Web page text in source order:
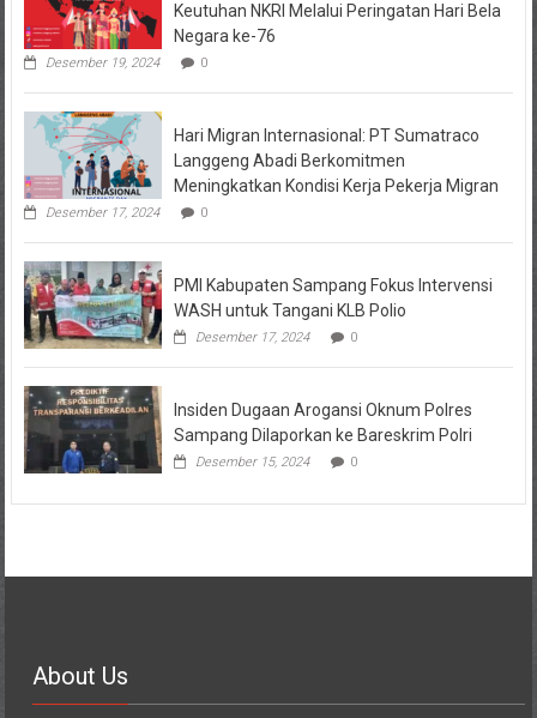
Keutuhan NKRI Melalui Peringatan Hari Bela
Negara ke-76
Desember 19, 2024 0
Hari Migran Internasional: PT Sumatraco
Langgeng Abadi Berkomitmen
Meningkatkan Kondisi Kerja Pekerja Migran
Desember 17, 2024 0
PMI Kabupaten Sampang Fokus Intervensi
WASH untuk Tangani KLB Polio
Desember 17, 2024 0
Insiden Dugaan Arogansi Oknum Polres
Sampang Dilaporkan ke Bareskrim Polri
Desember 15, 2024 0
About Us